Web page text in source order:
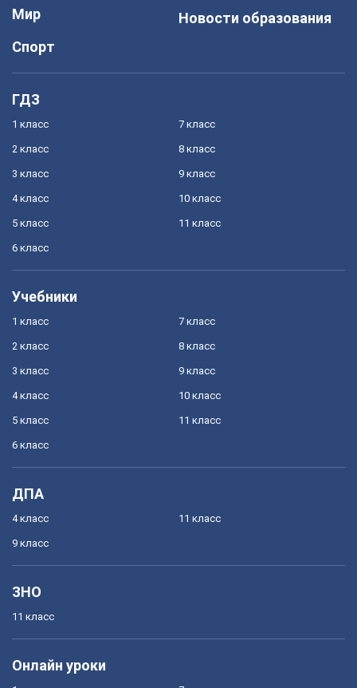
Мир
Спорт
Новости образования
ГДЗ
1 класс
2 класс
3 класс
4 класс
5 класс
6 класс
7 класс
8 класс
9 класс
10 класс
11 класс
Учебники
1 класс
2 класс
3 класс
4 класс
5 класс
6 класс
7 класс
8 класс
9 класс
10 класс
11 класс
ДПА
4 класс
9 класс
11 класс
ЗНО
11 класс
Онлайн уроки